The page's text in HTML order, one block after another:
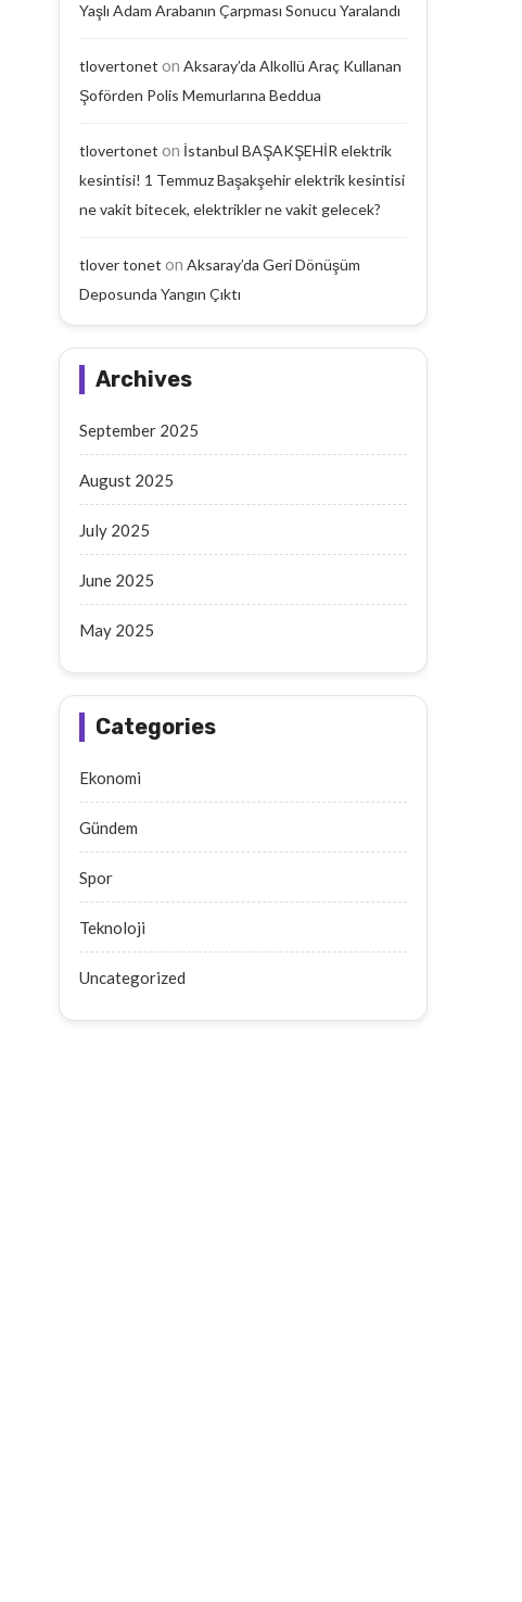
Yaşlı Adam Arabanın Çarpması Sonucu Yaralandı
tlovertonet on Aksaray’da Alkollü Araç Kullanan
Şoförden Polis Memurlarına Beddua
tlovertonet on İstanbul BAŞAKŞEHİR elektrik
kesintisi! 1 Temmuz Başakşehir elektrik kesintisi
ne vakit bitecek, elektrikler ne vakit gelecek?
tlover tonet on Aksaray’da Geri Dönüşüm
Deposunda Yangın Çıktı
Archives
September 2025
August 2025
July 2025
June 2025
May 2025
Categories
Ekonomi
Gündem
Spor
Teknoloji
Uncategorized